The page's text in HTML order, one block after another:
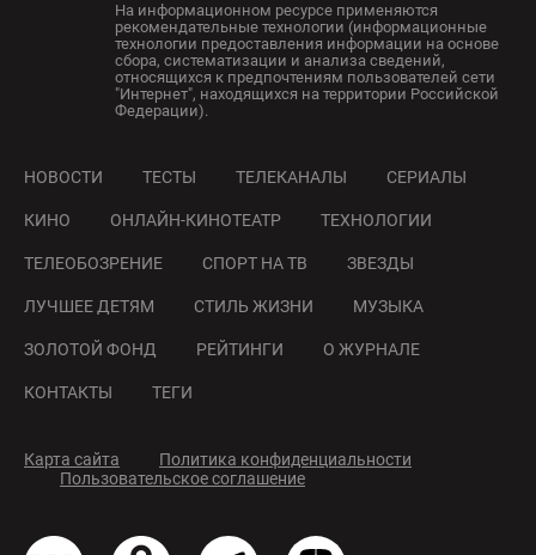
На информационном ресурсе применяются
рекомендательные технологии (информационные
технологии предоставления информации на основе
сбора, систематизации и анализа сведений,
относящихся к предпочтениям пользователей сети
"Интернет", находящихся на территории Российской
Федерации).
НОВОСТИ ТЕСТЫ ТЕЛЕКАНАЛЫ СЕРИАЛЫ
КИНО ОНЛАЙН-КИНОТЕАТР ТЕХНОЛОГИИ
ТЕЛЕОБОЗРЕНИЕ СПОРТ НА ТВ ЗВЕЗДЫ
ЛУЧШЕЕ ДЕТЯМ СТИЛЬ ЖИЗНИ МУЗЫКА
ЗОЛОТОЙ ФОНД РЕЙТИНГИ О ЖУРНАЛЕ
КОНТАКТЫ ТЕГИ
Карта сайта
Политика конфиденциальности
Пользовательское соглашение